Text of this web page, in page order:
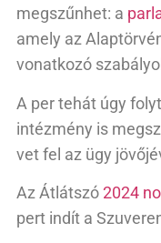
megszűnhet: a
amely az
vonatkozó
A per tehát úgy
intézmény is
vet fel az ügy
Az Átlátszó2024
pert indít a